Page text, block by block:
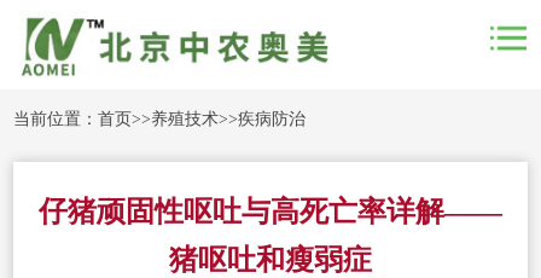
当前位置：首页>>养殖技术>>疾病防治
仔猪顽固性呕吐与高死亡率详解——
猪呕吐和瘦弱症